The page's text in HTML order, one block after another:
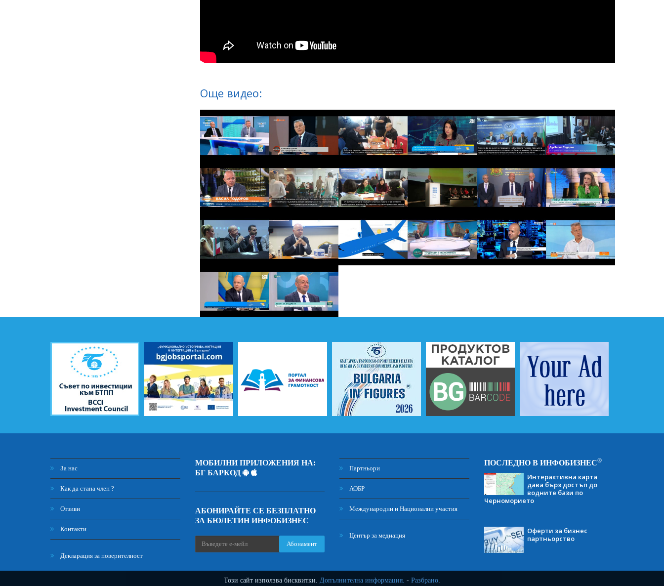
Този сайт използва бисквитки. Допълнителна информация. - Разбрано.
Още видео:
За нас
Как да стана член ?
Отзиви
Контакти
Декларация за поверителност
МОБИЛНИ ПРИЛОЖЕНИЯ НА:
БГ БАРКОД
АБОНИРАЙТЕ СЕ БЕЗПЛАТНО
ЗА БЮЛЕТИН ИНФОБИЗНЕС
Абонамент
Партньори
АОБР
Международни и Национални участия
Център за медиация
ПОСЛЕДНО В ИНФОБИЗНЕС®
Интерактивна карта
дава бърз достъп до
водните бази по
Черноморието
Оферти за бизнес
партньорство